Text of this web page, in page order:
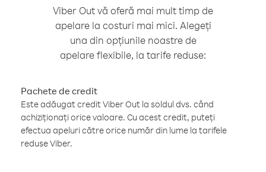
Viber Out vă oferă mai mult timp de
apelare la costuri mai mici. Alegeți
una din opțiunile noastre de
apelare flexibile, la tarife reduse:
Pachete de credit
Este adăugat credit Viber Out la soldul dvs. când
achiziționați orice valoare. Cu acest credit, puteți
efectua apeluri către orice număr din lume la tarifele
reduse Viber.